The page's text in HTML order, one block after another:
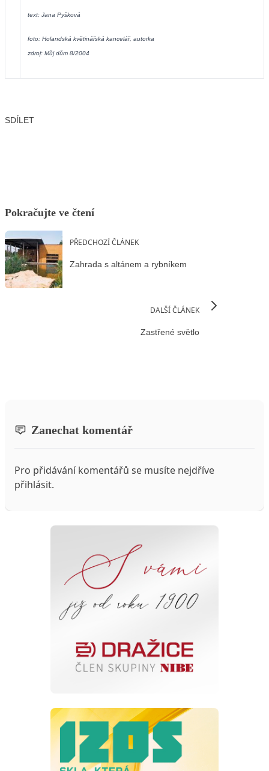
text: Jana Pyšková
foto: Holandská květinářská kancelář, autorka
zdroj: Můj dům 8/2004
SDÍLET
Pokračujte ve čtení
PŘEDCHOZÍ ČLÁNEK
Zahrada s altánem a rybníkem
DALŠÍ ČLÁNEK
Zastřené světlo
Zanechat komentář
Pro přidávání komentářů se musíte nejdříve
přihlásit.